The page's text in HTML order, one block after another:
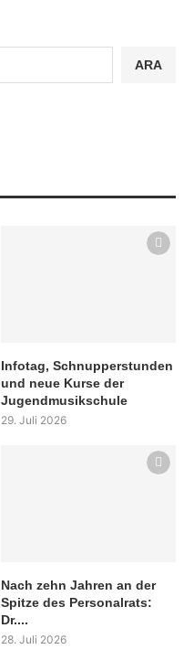
ARA
Infotag, Schnupperstunden
und neue Kurse der
Jugendmusikschule
29. Juli 2026
Nach zehn Jahren an der
Spitze des Personalrats:
Dr....
28. Juli 2026